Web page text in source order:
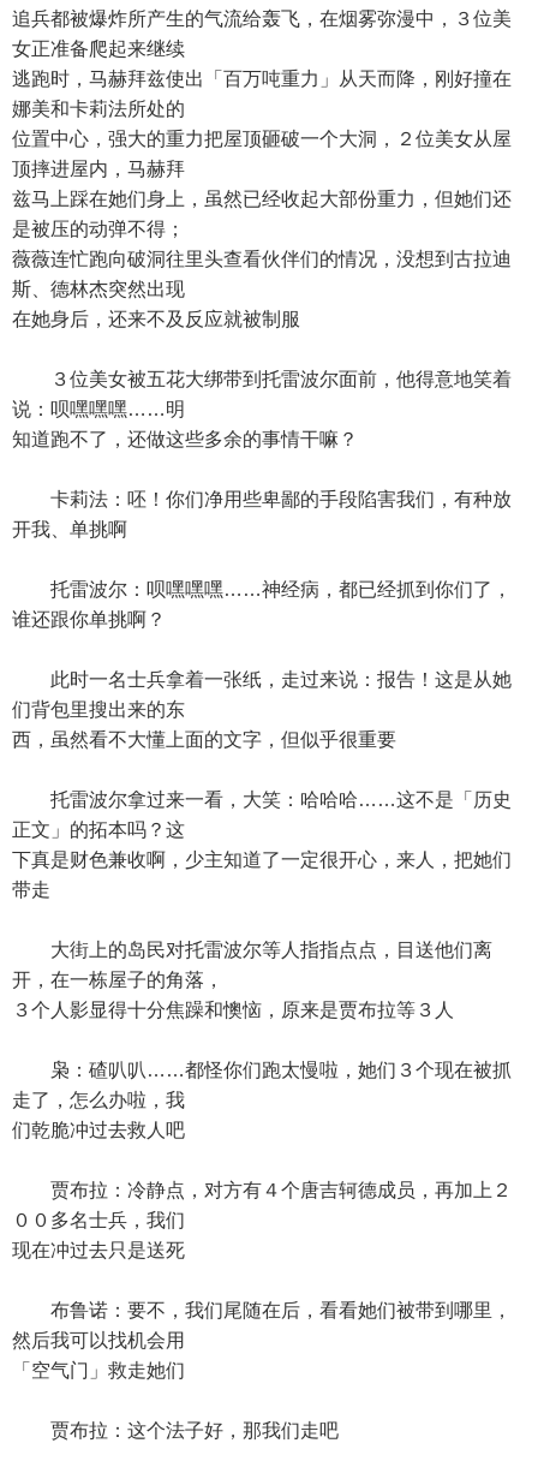
追兵都被爆炸所产生的气流给轰飞，在烟雾弥漫中，３位美
女正准备爬起来继续
逃跑时，马赫拜兹使出「百万吨重力」从天而降，刚好撞在
娜美和卡莉法所处的
位置中心，强大的重力把屋顶砸破一个大洞，２位美女从屋
顶摔进屋内，马赫拜
兹马上踩在她们身上，虽然已经收起大部份重力，但她们还
是被压的动弹不得；
薇薇连忙跑向破洞往里头查看伙伴们的情况，没想到古拉迪
斯、德林杰突然出现
在她身后，还来不及反应就被制服
３位美女被五花大绑带到托雷波尔面前，他得意地笑着
说：呗嘿嘿嘿……明
知道跑不了，还做这些多余的事情干嘛？
卡莉法：呸！你们净用些卑鄙的手段陷害我们，有种放
开我、单挑啊
托雷波尔：呗嘿嘿嘿……神经病，都已经抓到你们了，
谁还跟你单挑啊？
此时一名士兵拿着一张纸，走过来说：报告！这是从她
们背包里搜出来的东
西，虽然看不大懂上面的文字，但似乎很重要
托雷波尔拿过来一看，大笑：哈哈哈……这不是「历史
正文」的拓本吗？这
下真是财色兼收啊，少主知道了一定很开心，来人，把她们
带走
大街上的岛民对托雷波尔等人指指点点，目送他们离
开，在一栋屋子的角落，
３个人影显得十分焦躁和懊恼，原来是贾布拉等３人
枭：碴叭叭……都怪你们跑太慢啦，她们３个现在被抓
走了，怎么办啦，我
们乾脆冲过去救人吧
贾布拉：冷静点，对方有４个唐吉轲德成员，再加上２
００多名士兵，我们
现在冲过去只是送死
布鲁诺：要不，我们尾随在后，看看她们被带到哪里，
然后我可以找机会用
「空气门」救走她们
贾布拉：这个法子好，那我们走吧